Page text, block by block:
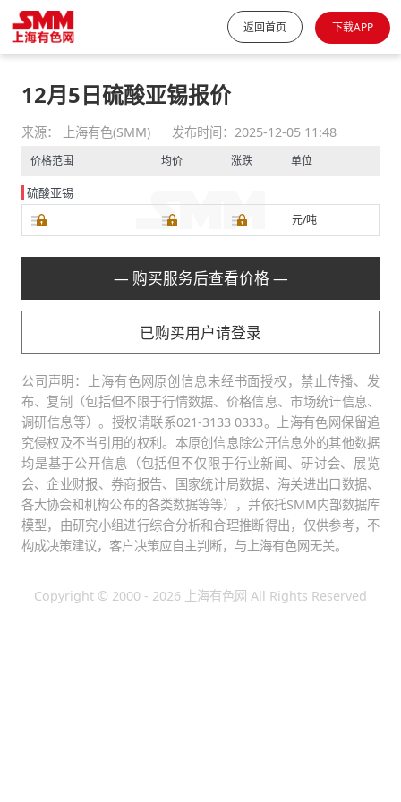
返回首页 下载APP
12月5日硫酸亚锡报价
来源： 上海有色(SMM) 发布时间：2025-12-05 11:48
价格范围 均价 涨跌 单位
硫酸亚锡
元/吨
— 购买服务后查看价格 —
已购买用户请登录
公司声明：上海有色网原创信息未经书面授权，禁止传播、发
布、复制（包括但不限于行情数据、价格信息、市场统计信息、
调研信息等）。授权请联系021-3133 0333。上海有色网保留追
究侵权及不当引用的权利。本原创信息除公开信息外的其他数据
均是基于公开信息（包括但不仅限于行业新闻、研讨会、展览
会、企业财报、券商报告、国家统计局数据、海关进出口数据、
各大协会和机构公布的各类数据等等），并依托SMM内部数据库
模型，由研究小组进行综合分析和合理推断得出，仅供参考，不
构成决策建议，客户决策应自主判断，与上海有色网无关。
Copyright © 2000 - 2026 上海有色网 All Rights Reserved